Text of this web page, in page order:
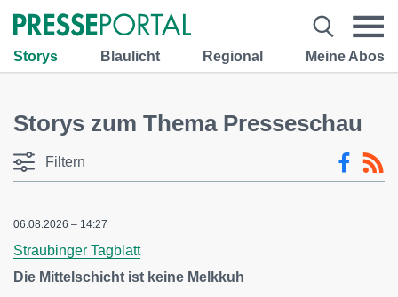
Storys Blaulicht Regional Meine Abos
Storys zum Thema Presseschau
Filtern
06.08.2026 – 14:27
Straubinger Tagblatt
Die Mittelschicht ist keine Melkkuh